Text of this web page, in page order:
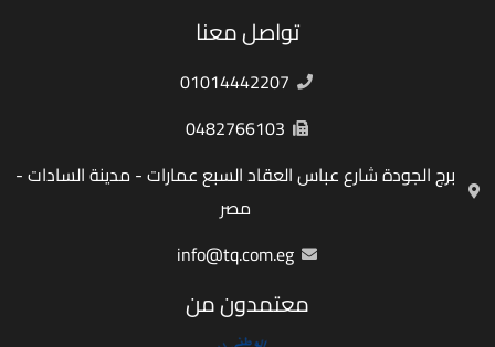
تواصل معنا
01014442207
0482766103
برج الجودة شارع عباس العقاد السبع عمارات - مدينة السادات -
مصر
info@tq.com.eg
معتمدون من